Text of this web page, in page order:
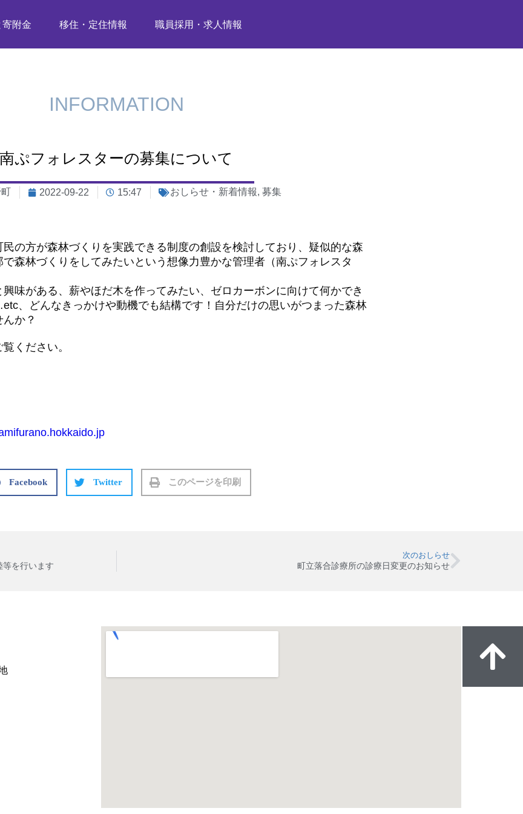
附金 移住・定住情報 職員採用・求人情報
INFORMATION
南ぷフォレスターの募集について
2022-09-22 15:47 おしらせ・新着情報, 募集
の方が森林づくりを実践できる制度の創設を検討しており、疑似的な森
森林づくりをしてみたいという想像力豊かな管理者（南ぷフォレスタ
味がある、薪やほだ木を作ってみたい、ゼロカーボンに向けて何かでき
、どんなきっかけや動機でも結構です！自分だけの思いがつまった森林
か？
覧ください。
Facebook Twitter このページを印刷
等を行います
次のおしらせ
町立落合診療所の診療日変更のお知らせ